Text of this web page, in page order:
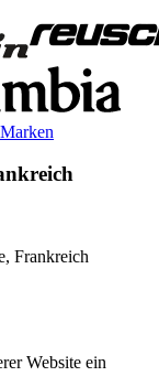
Frankreich
Website ein